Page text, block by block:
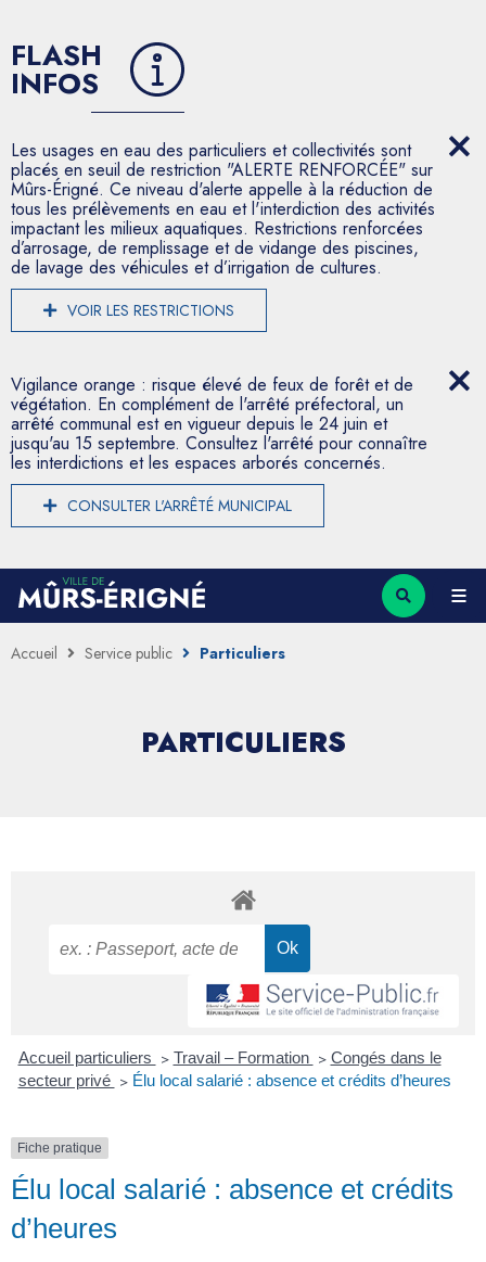
FLASH
INFOS
Les usages en eau des particuliers et collectivités sont
placés en seuil de restriction "ALERTE RENFORCÉE" sur
Mûrs-Érigné. Ce niveau d'alerte appelle à la réduction de
tous les prélèvements en eau et l'interdiction des activités
impactant les milieux aquatiques. Restrictions renforcées
d’arrosage, de remplissage et de vidange des piscines,
de lavage des véhicules et d’irrigation de cultures.
VOIR LES RESTRICTIONS
Vigilance orange : risque élevé de feux de forêt et de
végétation. En complément de l'arrêté préfectoral, un
arrêté communal est en vigueur depuis le 24 juin et
jusqu'au 15 septembre. Consultez l'arrêté pour connaître
les interdictions et les espaces arborés concernés.
CONSULTER L'ARRÊTÉ MUNICIPAL
Accueil Service public Particuliers
PARTICULIERS
Accueil particuliers > Travail – Formation > Congés dans le
secteur privé > Élu local salarié : absence et crédits d’heures
Fiche pratique
Élu local salarié : absence et crédits
d’heures